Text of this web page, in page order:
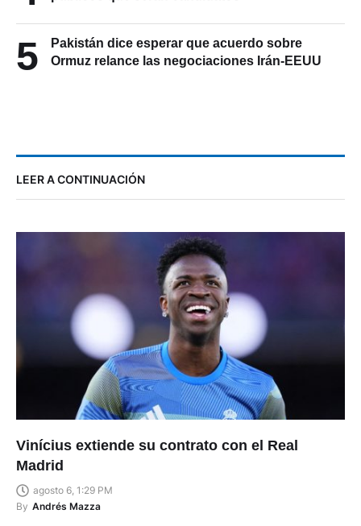
5
Pakistán dice esperar que acuerdo sobre
Ormuz relance las negociaciones Irán-EEUU
LEER A CONTINUACIÓN
Vinícius extiende su contrato con el Real
Madrid
agosto 6, 1:29 PM
By Andrés Mazza